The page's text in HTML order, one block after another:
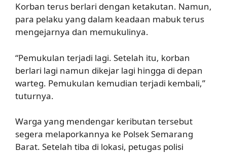
Korban terus berlari dengan ketakutan. Namun,
para pelaku yang dalam keadaan mabuk terus
mengejarnya dan memukulinya.
“Pemukulan terjadi lagi. Setelah itu, korban
berlari lagi namun dikejar lagi hingga di depan
warteg. Pemukulan kemudian terjadi kembali,”
tuturnya.
Warga yang mendengar keributan tersebut
segera melaporkannya ke Polsek Semarang
Barat. Setelah tiba di lokasi, petugas polisi